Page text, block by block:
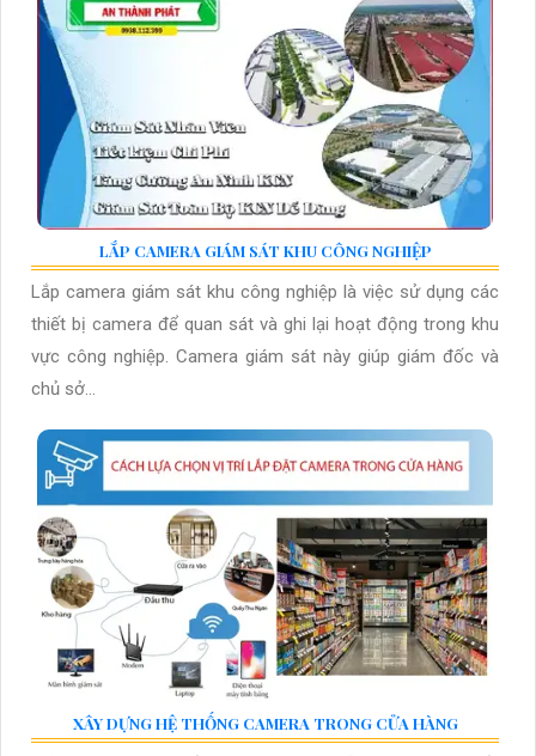
LẮP CAMERA GIÁM SÁT KHU CÔNG NGHIỆP
Lắp camera giám sát khu công nghiệp là việc sử dụng các
thiết bị camera để quan sát và ghi lại hoạt động trong khu
vực công nghiệp. Camera giám sát này giúp giám đốc và
chủ sở...
XÂY DỰNG HỆ THỐNG CAMERA TRONG CỬA HÀNG